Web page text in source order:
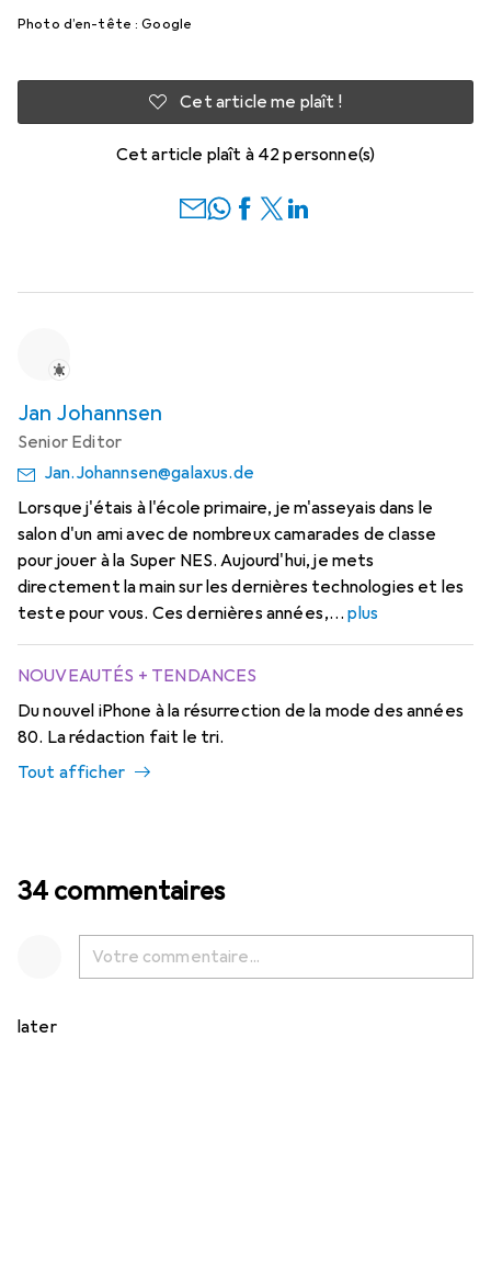
Photo d’en-tête : Google
Cet article me plaît !
Cet article plaît à 42 personne(s)
Jan Johannsen
Senior Editor
Jan.Johannsen@galaxus.de
Lorsque j'étais à l'école primaire, je m'asseyais dans le
salon d'un ami avec de nombreux camarades de classe
pour jouer à la Super NES. Aujourd'hui, je mets
directement la main sur les dernières technologies et les
teste pour vous. Ces dernières années,
plus
NOUVEAUTÉS + TENDANCES
Du nouvel iPhone à la résurrection de la mode des années
80. La rédaction fait le tri.
Tout afficher
34 commentaires
later